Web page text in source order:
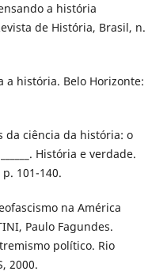
a história
de História, Brasil, n.
a história. Belo Horizonte:
da ciência da história: o
História e verdade.
101-140.
na América
Paulo Fagundes.
político. Rio
2000.